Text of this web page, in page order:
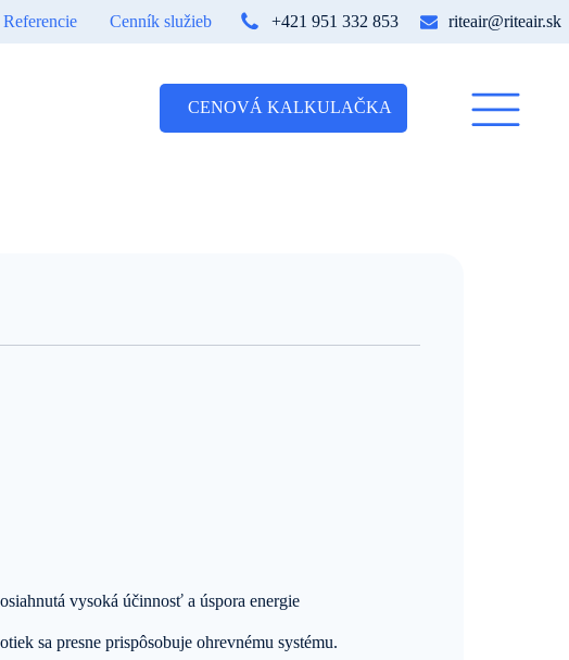
Referencie Cenník služieb +421 951 332 853 riteair@riteair.sk
CENOVÁ KALKULAČKA
vysoká účinnosť a úspora energie
sa presne prispôsobuje ohrevnému systému.